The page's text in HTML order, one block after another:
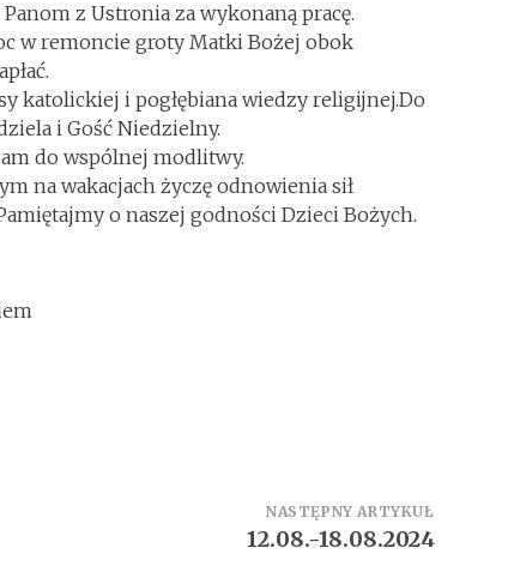
z Ustronia za wykonaną pracę.
w remoncie groty Matki Bożej obok
katolickiej i pogłębiana wiedzy religijnej.Do
i Gość Niedzielny.
do wspólnej modlitwy.
na wakacjach życzę odnowienia sił
o naszej godności Dzieci Bożych.
NASTĘPNY ARTYKUŁ
12.08.-18.08.2024